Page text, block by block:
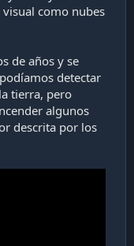
en investigación
como nubes
de años y se
detectar
tierra, pero
algunos
descrita por los